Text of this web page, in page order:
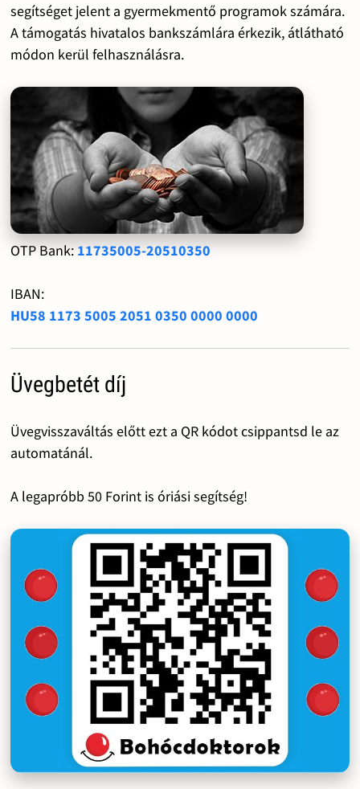
segítséget jelent a gyermekmentő programok számára.
A támogatás hivatalos bankszámlára érkezik, átlátható
módon kerül felhasználásra.
OTP Bank: 11735005-20510350
IBAN:
HU58 1173 5005 2051 0350 0000 0000
Üvegbetét díj
Üvegvisszaváltás előtt ezt a QR kódot csippantsd le az
automatánál.
A legapróbb 50 Forint is óriási segítség!